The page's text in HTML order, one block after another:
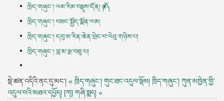
ཁྲིད་གཞུང་། ལམ་རིམ་བསྡུས་དོན། ༼ཆ༽
ཁྲིད་གཞུང་། བཟང་སྤྱོད་སྨོན་ལམ།
ཁྲིད་གཞུང་། དབུ་མ་རིན་ཆེན་ཕྲེང་བ་ལེའུ་གཉིས་པ།
ཁྲིད་གཞུང་། བླ་མ་ལྔ་བཅུ་པ།
སྡེ་ཚན་འདིའི་ནང་དུ་མང་། « ཁྲིད་གཞུང་། གུང་ཐང་འདུལ་སྡོམ། ཁྲིད་གཞུང་། ཀུན་མཁྱེན་གྱི་
འདུལ་བའི་མཐའ་དཔྱོད། [ཀ] གཞི་སྨད། »